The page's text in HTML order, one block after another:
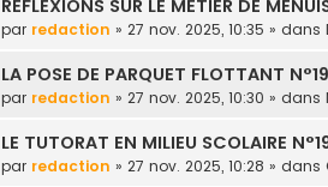
RÉFLEXIONS SUR LE MÉTIER DE
par redaction » 27 nov. 2025, 10:35 » dans
LA POSE DE PARQUET FLOTTANT
par redaction » 27 nov. 2025, 10:30 » dans
LE TUTORAT EN MILIEU SCOLAIRE
par redaction » 27 nov. 2025, 10:28 » dans